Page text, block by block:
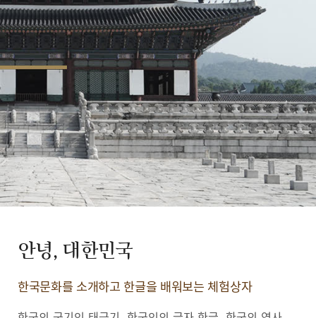
안녕, 대한민국
한국문화를 소개하고 한글을 배워보는 체험상자